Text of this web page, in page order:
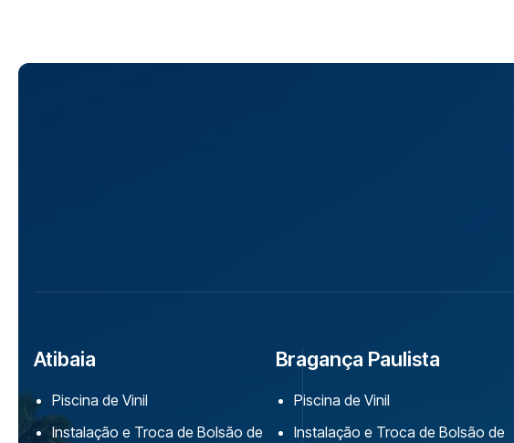
Atibaia
Piscina de Vinil
Instalação e Troca de Bolsão de
Bragança Paulista
Piscina de Vinil
Instalação e Troca de Bolsão de